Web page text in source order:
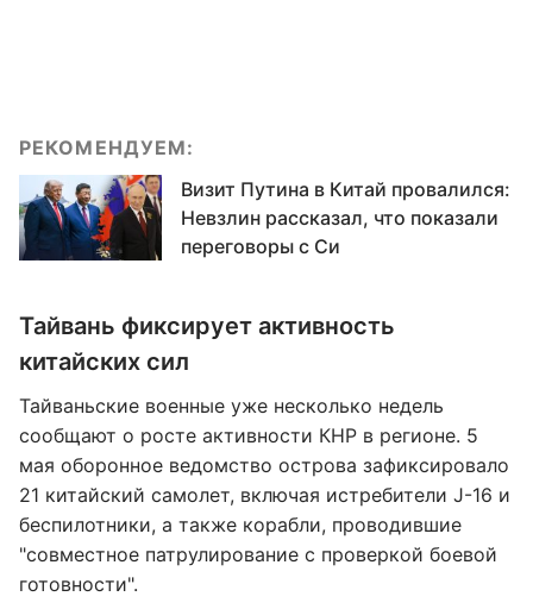
РЕКОМЕНДУЕМ:
Визит Путина в Китай провалился:
Невзлин рассказал, что показали
переговоры с Си
Тайвань фиксирует активность
китайских сил
Тайваньские военные уже несколько недель
сообщают о росте активности КНР в регионе. 5
мая оборонное ведомство острова зафиксировало
21 китайский самолет, включая истребители J-16 и
беспилотники, а также корабли, проводившие
"совместное патрулирование с проверкой боевой
готовности".